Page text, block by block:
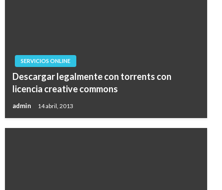
SERVICIOS ONLINE
Descargar legalmente con torrents con
licencia creative commons
admin 14 abril, 2013